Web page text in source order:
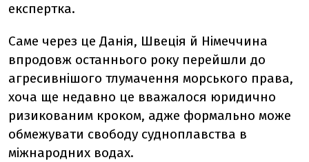
експертка.
Саме через це Данія, Швеція й Німеччина
впродовж останнього року перейшли до
агресивнішого тлумачення морського права,
хоча ще недавно це вважалося юридично
ризикованим кроком, адже формально може
обмежувати свободу судноплавства в
міжнародних водах.